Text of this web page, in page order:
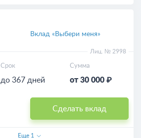
Вклад «Выбери меня»
Лиц. № 2998
Срок
до 367 дней
Сумма
от 30 000 ₽
Сделать вклад
Еще 1